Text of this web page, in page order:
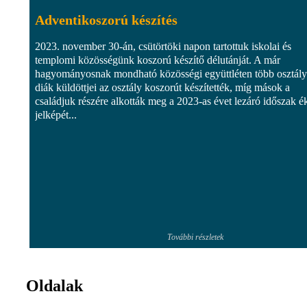
Adventikoszorú készítés
2023. november 30-án, csütörtöki napon tartottuk iskolai és
templomi közösségünk koszorú készítő délutánját. A már
hagyományosnak mondható közösségi együttléten több osztály
diák küldöttjei az osztály koszorút készítették, míg mások a
családjuk részére alkották meg a 2023-as évet lezáró időszak
jelképét...
További részletek
Oldalak